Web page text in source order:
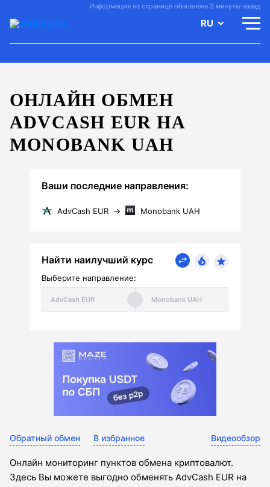
Информация на странице обновлена 3 минуты назад
RU
ОНЛАЙН ОБМЕН
ADVCASH EUR НА
MONOBANK UAH
Ваши последние направления:
AdvCash EUR → Monobank UAH
Найти наилучший курс
Выберите направление:
Обратный обмен В избранное Видеообзор
Онлайн мониторинг пунктов обмена криптовалют.
Здесь Вы можете выгодно обменять AdvCash EUR на